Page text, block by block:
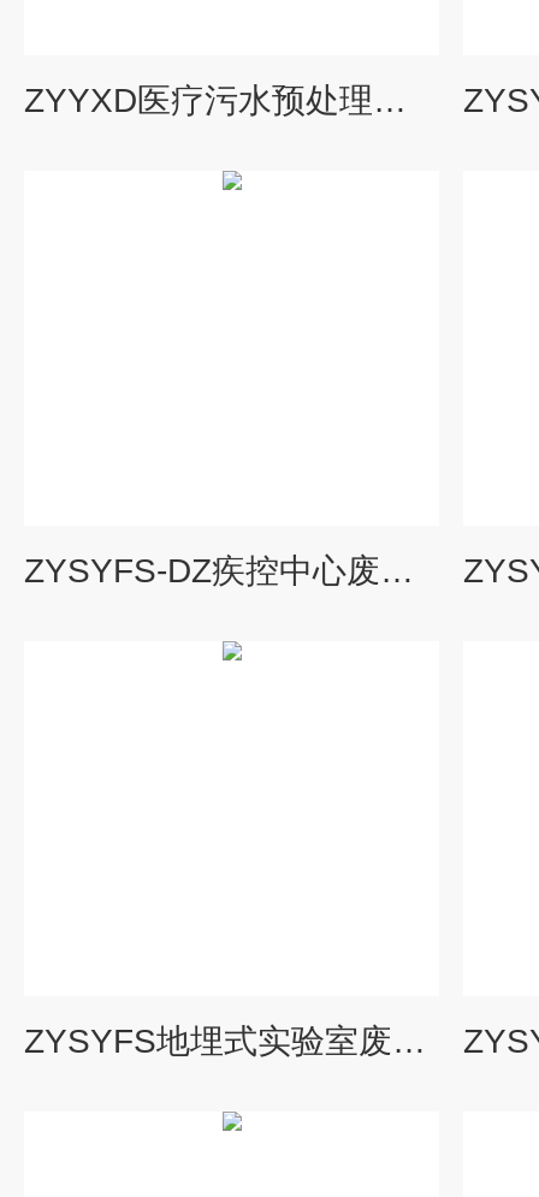
ZYYXD医疗污水预处理设备
ZYSYFS-DZ疾控中心废水常规型处理设备
ZYSYFS地埋式实验室废水处理设备